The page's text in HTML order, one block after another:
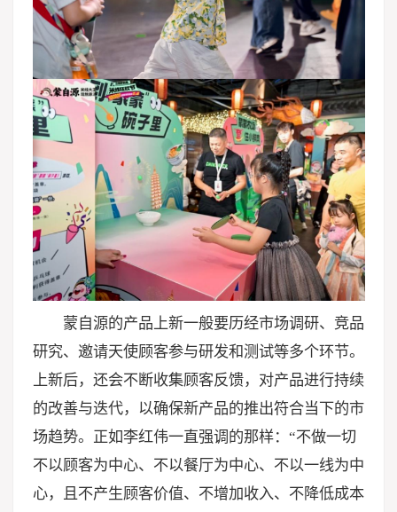
蒙自源的产品上新一般要历经市场调研、竞品
研究、邀请天使顾客参与研发和测试等多个环节。
上新后，还会不断收集顾客反馈，对产品进行持续
的改善与迭代，以确保新产品的推出符合当下的市
场趋势。正如李红伟一直强调的那样：“不做一切
不以顾客为中心、不以餐厅为中心、不以一线为中
心，且不产生顾客价值、不增加收入、不降低成本